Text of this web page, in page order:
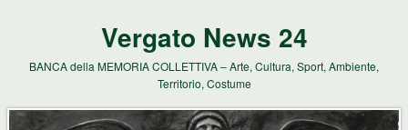
Vergato News 24
BANCA della MEMORIA COLLETTIVA – Arte, Cultura, Sport, Ambiente,
Territorio, Costume